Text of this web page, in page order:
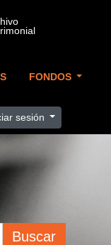
FONDOS
sesión
Buscar